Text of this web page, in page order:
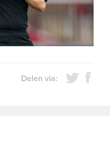
Delen via: